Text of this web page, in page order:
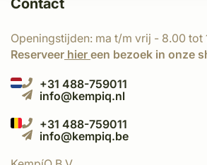
Contact
Openingstijden: ma t/m vrij - 8.00 tot
Reserveer hier een bezoek in onze
+31 488-759011
info@kempiq.nl
+31 488-759011
info@kempiq.be